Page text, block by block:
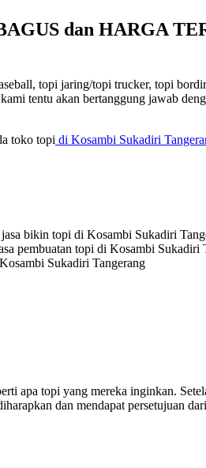
dan HARGA
topi jaring/topi trucker, topi
tentu akan bertanggung jawab
toko topi di Kosambi Sukadiri
bikin topi di Kosambi Sukadiri
pembuatan topi di Kosambi Sukadiri
Sukadiri Tangerang
apa topi yang mereka inginkan.
dan mendapat persetujuan